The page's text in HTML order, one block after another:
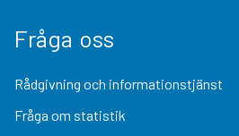
Fråga oss
Rådgivning och informationstjänst
Fråga om statistik